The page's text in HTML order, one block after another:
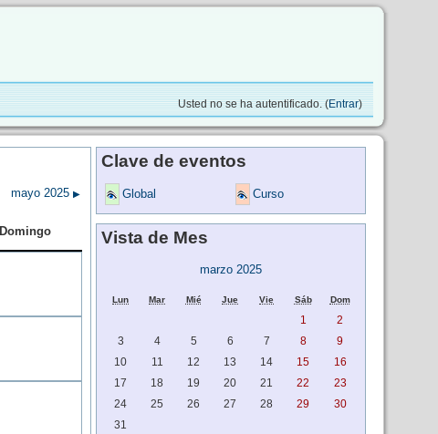
Usted no se ha autentificado. (Entrar)
mayo 2025▶
Domingo
Clave de eventos
Global Curso
Vista de Mes
marzo 2025
Lun Mar Mié Jue Vie Sáb Dom
1
2
3
4 5 6 7 8
9
10
11 12 13 14 15
16
17
18 19 20 21 22
23
24
25 26 27 28 29
30
31